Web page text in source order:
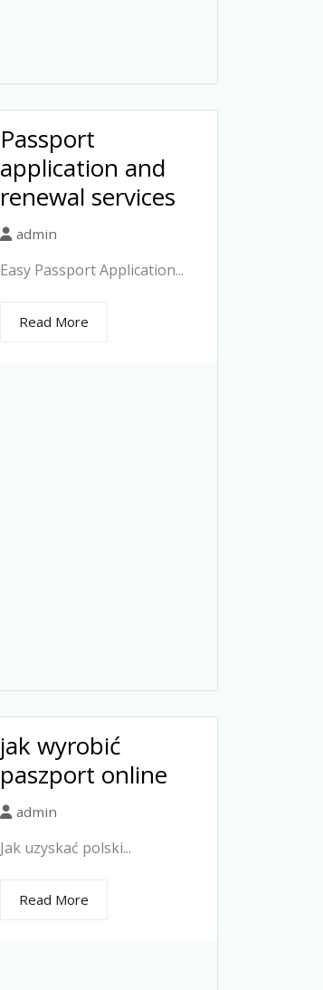
Passport
application and
renewal services
admin
Easy Passport Application...
Read More
jak wyrobić
paszport online
admin
Jak uzyskać polski...
Read More